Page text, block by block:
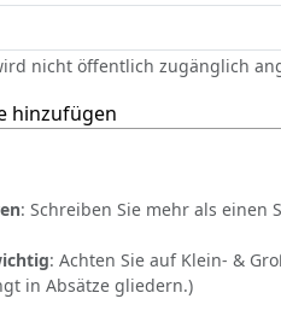
nicht öffentlich zugänglich
hinzufügen
: Schreiben Sie mehr als einen
: Achten Sie auf Klein- &
in Absätze gliedern.)